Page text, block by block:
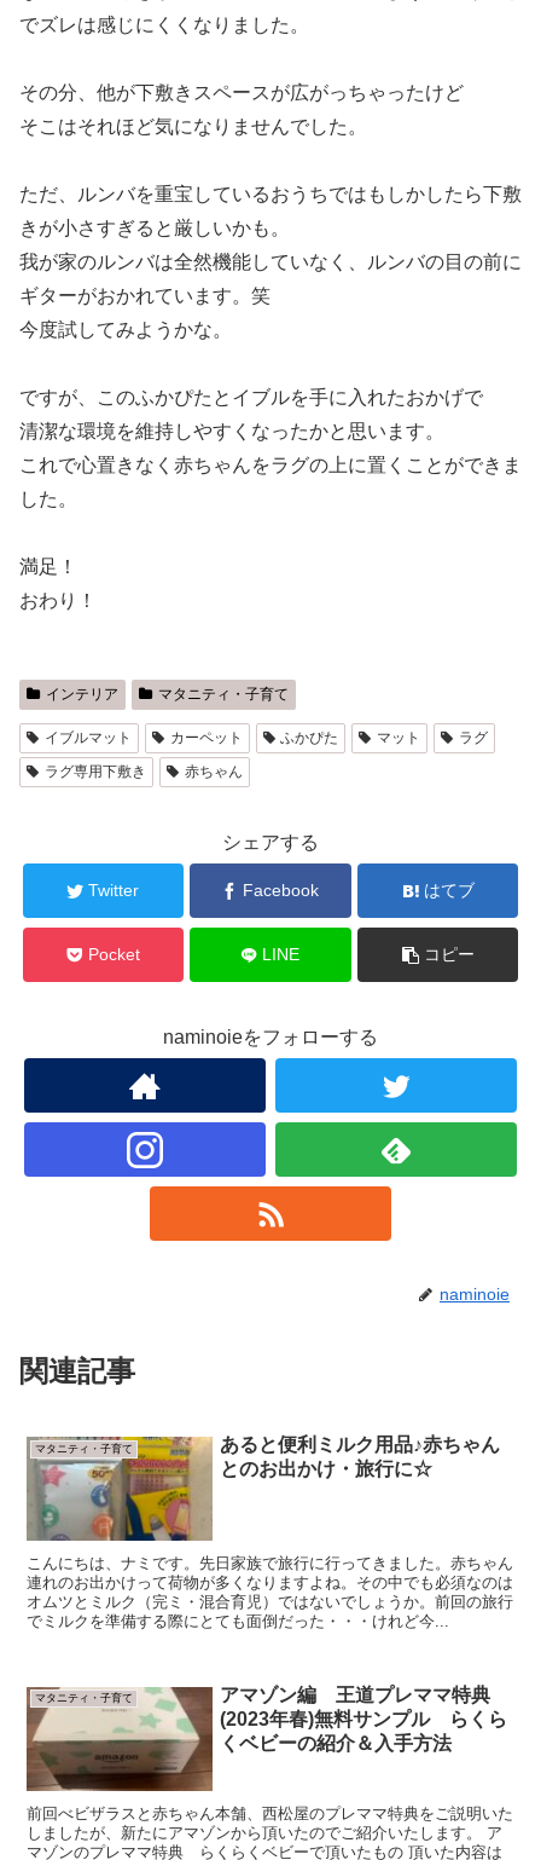
でズレは感じにくくなりました。
その分、他が下敷きスペースが広がっちゃったけど
そこはそれほど気になりませんでした。
ただ、ルンバを重宝しているおうちではもしかしたら下敷
きが小さすぎると厳しいかも。
我が家のルンバは全然機能していなく、ルンバの目の前に
ギターがおかれています。笑
今度試してみようかな。
ですが、このふかぴたとイブルを手に入れたおかげで
清潔な環境を維持しやすくなったかと思います。
これで心置きなく赤ちゃんをラグの上に置くことができま
した。
満足！
おわり！
インテリア マタニティ・子育て
イブルマット カーペット ふかぴた マット
ラグ
ラグ専用下敷き
赤ちゃん
シェアする
Twitter Facebook はてブ
Pocket LINE コピー
naminoieをフォローする
naminoie
関連記事
マタニティ・子育て
あると便利ミルク用品♪赤ちゃん
とのお出かけ・旅行に☆
こんにちは、ナミです。先日家族で旅行に行ってきました。赤ちゃん
連れのお出かけって荷物が多くなりますよね。その中でも必須なのは
オムツとミルク（完ミ・混合育児）ではないでしょうか。前回の旅行
でミルクを準備する際にとても面倒だった・・・けれど今...
マタニティ・子育て
アマゾン編 王道プレママ特典
(2023年春)無料サンプル らくら
くベビーの紹介＆入手方法
前回べビザラスと赤ちゃん本舗、西松屋のプレママ特典をご説明いた
しましたが、新たにアマゾンから頂いたのでご紹介いたします。 ア
マゾンのプレママ特典 らくらくベビーで頂いたもの 頂いた内容は